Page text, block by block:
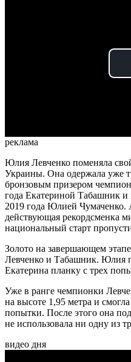
реклама
Юлия Левченко поменяла
Украины. Она одержала уже
бронзовым призером
года Екатериной Табашник
2019 года Юлией Чумаченко.
действующая рекордсменка
национальный старт
Золото на завершающем
Левченко и Табашник. Юлия
Екатерина планку с трех
Уже в ранге чемпионки
на высоте 1,95 метра и смогла
попытки. После этого она
не использовала ни одну из
видео дня